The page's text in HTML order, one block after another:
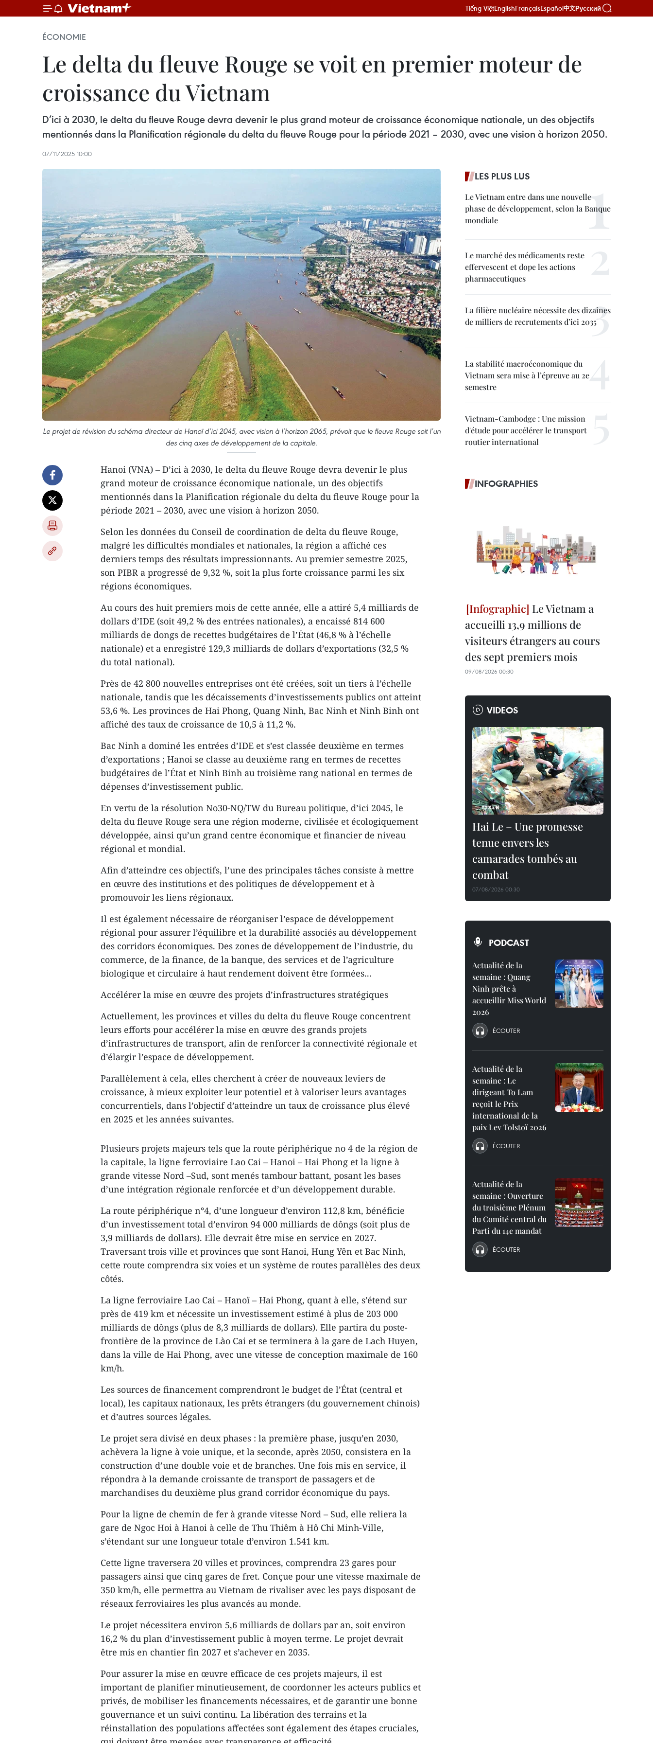
Tiếng ViệtEnglishFrançaisEspañol中文Русский
ÉCONOMIE
Le delta du fleuve Rouge se voit en premier moteur de
croissance du Vietnam
D’ici à 2030, le delta du fleuve Rouge devra devenir le plus grand moteur de croissance économique nationale, un des objectifs
mentionnés dans la Planification régionale du delta du fleuve Rouge pour la période 2021 – 2030, avec une vision à horizon 2050.
07/11/2025 10:00
Le projet de révision du schéma directeur de Hanoï d’ici 2045, avec vision à l’horizon 2065, prévoit que le fleuve Rouge soit l’un
des cinq axes de développement de la capitale.
Hanoi (VNA) – D’ici à 2030, le delta du fleuve Rouge devra devenir le plus
grand moteur de croissance économique nationale, un des objectifs
mentionnés dans la Planification régionale du delta du fleuve Rouge pour la
période 2021 – 2030, avec une vision à horizon 2050.
Selon les données du Conseil de coordination de delta du fleuve Rouge,
malgré les difficultés mondiales et nationales, la région a affiché ces
derniers temps des résultats impressionnants. Au premier semestre 2025,
son PIBR a progressé de 9,32 %, soit la plus forte croissance parmi les six
régions économiques.
Au cours des huit premiers mois de cette année, elle a attiré 5,4 milliards de
dollars d’IDE (soit 49,2 % des entrées nationales), a encaissé 814 600
milliards de dongs de recettes budgétaires de l’État (46,8 % à l’échelle
nationale) et a enregistré 129,3 milliards de dollars d’exportations (32,5 %
du total national).
Près de 42 800 nouvelles entreprises ont été créées, soit un tiers à l’échelle
nationale, tandis que les décaissements d’investissements publics ont atteint
53,6 %. Les provinces de Hai Phong, Quang Ninh, Bac Ninh et Ninh Binh ont
affiché des taux de croissance de 10,5 à 11,2 %.
Bac Ninh a dominé les entrées d’IDE et s’est classée deuxième en termes
d’exportations ; Hanoi se classe au deuxième rang en termes de recettes
budgétaires de l’État et Ninh Binh au troisième rang national en termes de
dépenses d’investissement public.
En vertu de la résolution No30-NQ/TW du Bureau politique, d’ici 2045, le
delta du fleuve Rouge sera une région moderne, civilisée et écologiquement
développée, ainsi qu’un grand centre économique et financier de niveau
régional et mondial.
Afin d’atteindre ces objectifs, l’une des principales tâches consiste à mettre
en œuvre des institutions et des politiques de développement et à
promouvoir les liens régionaux.
Il est également nécessaire de réorganiser l’espace de développement
régional pour assurer l’équilibre et la durabilité associés au développement
des corridors économiques. Des zones de développement de l’industrie, du
commerce, de la finance, de la banque, des services et de l’agriculture
biologique et circulaire à haut rendement doivent être formées...
Accélérer la mise en œuvre des projets d’infrastructures stratégiques
Actuellement, les provinces et villes du delta du fleuve Rouge concentrent
leurs efforts pour accélérer la mise en œuvre des grands projets
d’infrastructures de transport, afin de renforcer la connectivité régionale et
d’élargir l’espace de développement.
Parallèlement à cela, elles cherchent à créer de nouveaux leviers de
croissance, à mieux exploiter leur potentiel et à valoriser leurs avantages
concurrentiels, dans l’objectif d’atteindre un taux de croissance plus élevé
en 2025 et les années suivantes.
Plusieurs projets majeurs tels que la route périphérique no 4 de la région de
la capitale, la ligne ferroviaire Lao Cai – Hanoi – Hai Phong et la ligne à
grande vitesse Nord –Sud, sont menés tambour battant, posant les bases
d’une intégration régionale renforcée et d’un développement durable.
La route périphérique n°4, d’une longueur d’environ 112,8 km, bénéficie
d’un investissement total d’environ 94 000 milliards de dôngs (soit plus de
3,9 milliards de dollars). Elle devrait être mise en service en 2027.
Traversant trois ville et provinces que sont Hanoi, Hung Yên et Bac Ninh,
cette route comprendra six voies et un système de routes parallèles des deux
côtés.
La ligne ferroviaire Lao Cai – Hanoï – Hai Phong, quant à elle, s’étend sur
près de 419 km et nécessite un investissement estimé à plus de 203 000
milliards de dôngs (plus de 8,3 milliards de dollars). Elle partira du poste-
frontière de la province de Lào Cai et se terminera à la gare de Lach Huyen,
dans la ville de Hai Phong, avec une vitesse de conception maximale de 160
km/h.
Les sources de financement comprendront le budget de l’État (central et
local), les capitaux nationaux, les prêts étrangers (du gouvernement chinois)
et d’autres sources légales.
Le projet sera divisé en deux phases : la première phase, jusqu’en 2030,
achèvera la ligne à voie unique, et la seconde, après 2050, consistera en la
construction d’une double voie et de branches. Une fois mis en service, il
répondra à la demande croissante de transport de passagers et de
marchandises du deuxième plus grand corridor économique du pays.
Pour la ligne de chemin de fer à grande vitesse Nord – Sud, elle reliera la
gare de Ngoc Hoi à Hanoi à celle de Thu Thiêm à Hô Chi Minh-Ville,
s’étendant sur une longueur totale d’environ 1.541 km.
Cette ligne traversera 20 villes et provinces, comprendra 23 gares pour
passagers ainsi que cinq gares de fret. Conçue pour une vitesse maximale de
350 km/h, elle permettra au Vietnam de rivaliser avec les pays disposant de
réseaux ferroviaires les plus avancés au monde.
Le projet nécessitera environ 5,6 milliards de dollars par an, soit environ
16,2 % du plan d’investissement public à moyen terme. Le projet devrait
être mis en chantier fin 2027 et s’achever en 2035.
Pour assurer la mise en œuvre efficace de ces projets majeurs, il est
important de planifier minutieusement, de coordonner les acteurs publics et
privés, de mobiliser les financements nécessaires, et de garantir une bonne
gouvernance et un suivi continu. La libération des terrains et la
réinstallation des populations affectées sont également des étapes cruciales,
LES PLUS LUS
Le Vietnam entre dans une nouvelle
phase de développement, selon la Banque
mondiale
Le marché des médicaments reste
effervescent et dope les actions
pharmaceutiques
La filière nucléaire nécessite des dizaines
de milliers de recrutements d’ici 2035
La stabilité macroéconomique du
Vietnam sera mise à l’épreuve au 2e
semestre
Vietnam-Cambodge : Une mission
d'étude pour accélérer le transport
routier international
INFOGRAPHIES
Le Vietnam a
accueilli 13,9 millions de
visiteurs étrangers au cours
des sept premiers mois
09/08/2026 00:30
VIDEOS
Hai Le – Une promesse
tenue envers les
camarades tombés au
combat
07/08/2026 00:30
PODCAST
Actualité de la
semaine : Quang
Ninh prête à
accueillir Miss World
2026
ÉCOUTER
Actualité de la
semaine : Le
dirigeant To Lam
reçoit le Prix
international de la
paix Lev Tolstoï 2026
ÉCOUTER
Actualité de la
semaine : Ouverture
du troisième Plénum
du Comité central du
Parti du 14e mandat
ÉCOUTER